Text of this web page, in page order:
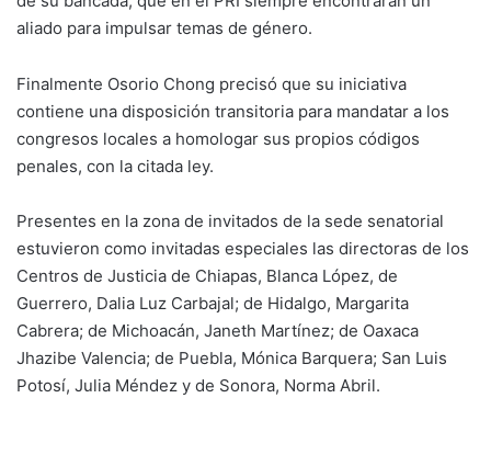
aliado para impulsar temas de género.
Finalmente Osorio Chong precisó que su iniciativa
contiene una disposición transitoria para mandatar a los
congresos locales a homologar sus propios códigos
penales, con la citada ley.
Presentes en la zona de invitados de la sede senatorial
estuvieron como invitadas especiales las directoras de los
Centros de Justicia de Chiapas, Blanca López, de
Guerrero, Dalia Luz Carbajal; de Hidalgo, Margarita
Cabrera; de Michoacán, Janeth Martínez; de Oaxaca
Jhazibe Valencia; de Puebla, Mónica Barquera; San Luis
Potosí, Julia Méndez y de Sonora, Norma Abril.